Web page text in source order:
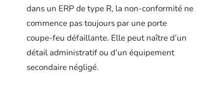
dans un ERP de type R, la non-conformité ne
commence pas toujours par une porte
coupe-feu défaillante. Elle peut naître d’un
détail administratif ou d’un équipement
secondaire négligé.